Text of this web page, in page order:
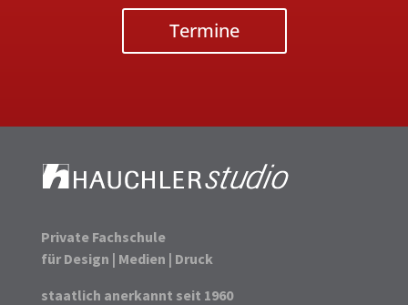
Termine
Private Fachschule
für Design | Medien | Druck
staatlich anerkannt seit 1960